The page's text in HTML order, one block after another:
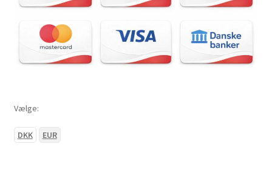
Vælge:
DKK EUR